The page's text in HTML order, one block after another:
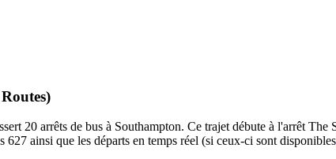
20 arrêts de bus à Southampton. Ce trajet débute à l'arrêt
ainsi que les départs en temps réel (si ceux-ci sont